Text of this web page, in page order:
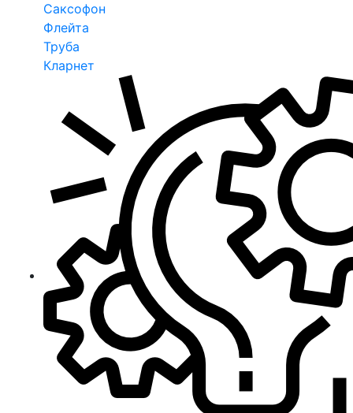
Саксофон
Флейта
Труба
Кларнет